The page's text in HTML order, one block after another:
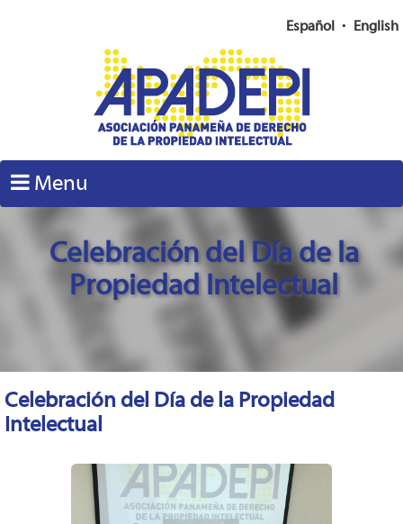
Español • English
Menu
Celebración del Día de la
Propiedad Intelectual
Celebración del Día de la Propiedad
Intelectual